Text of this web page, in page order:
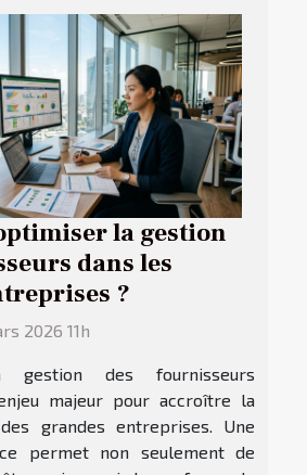
la gestion
dans les
?
2026 11h
gestion des fournisseurs
majeur pour accroître la
grandes entreprises. Une
permet non seulement de